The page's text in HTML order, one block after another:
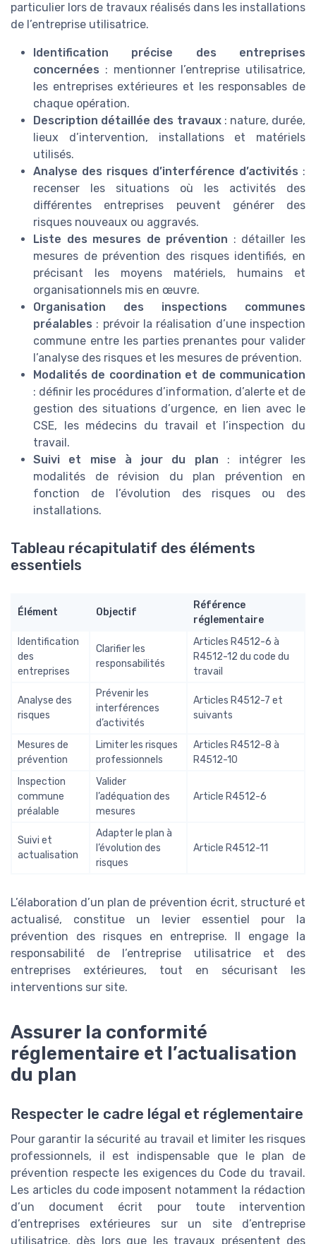
particulier lors de travaux réalisés dans les installations
de l’entreprise utilisatrice.
Identification précise des entreprises
concernées : mentionner l’entreprise utilisatrice,
les entreprises extérieures et les responsables de
chaque opération.
Description détaillée des travaux: nature, durée,
lieux d’intervention, installations et matériels
utilisés.
Analyse des risques d’interférence d’activités :
recenser les situations où les activités des
différentes entreprises peuvent générer des
risques nouveaux ou aggravés.
Liste des mesures de prévention : détailler les
mesures de prévention des risques identifiés, en
précisant les moyens matériels, humains et
organisationnels mis en œuvre.
Organisation des inspections communes
préalables : prévoir la réalisation d’une inspection
commune entre les parties prenantes pour valider
l’analyse des risques et les mesures de prévention.
Modalités de coordination et de communication
: définir les procédures d’information, d’alerte et de
gestion des situations d’urgence, en lien avec le
CSE, les médecins du travail et l’inspection du
travail.
Suivi et mise à jour du plan : intégrer les
modalités de révision du plan prévention en
fonction de l’évolution des risques ou des
installations.
Tableau récapitulatif des éléments
essentiels
Élément Objectif
Référence
réglementaire
Identification
des
entreprises
Clarifier les
responsabilités
Articles R4512-6 à
R4512-12 du code du
travail
Analyse des
risques
Prévenir les
interférences
d’activités
Articles R4512-7 et
suivants
Mesures de
prévention
Limiter les risques
professionnels
Articles R4512-8 à
R4512-10
Inspection
commune
préalable
Valider
l’adéquation des
mesures
Article R4512-6
Suivi et
actualisation
Adapter le plan à
l’évolution des
risques
Article R4512-11
L’élaboration d’un plan de prévention écrit, structuré et
actualisé, constitue un levier essentiel pour la
prévention des risques en entreprise. Il engage la
responsabilité de l’entreprise utilisatrice et des
entreprises extérieures, tout en sécurisant les
interventions sur site.
Assurer la conformité
réglementaire et l’actualisation
du plan
Respecter le cadre légal et réglementaire
Pour garantir la sécurité au travail et limiter les risques
professionnels, il est indispensable que le plan de
prévention respecte les exigences du Code du travail.
Les articles du code imposent notamment la rédaction
d’un document écrit pour toute intervention
d’entreprises extérieures sur un site d’entreprise
utilisatrice, dès lors que les travaux présentent des